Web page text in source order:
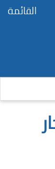
القائمة